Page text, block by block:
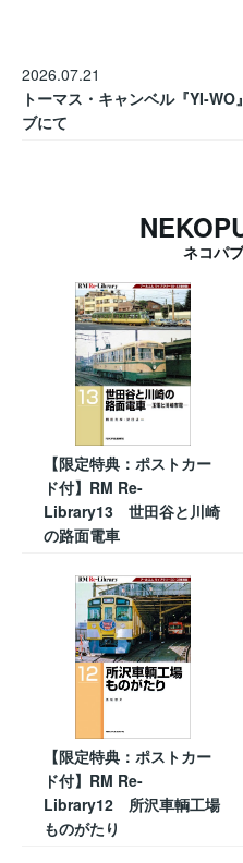
2026.07.21
トーマス・キャンベル『YI-
ブにて
ネコパ
【限定特典：ポストカー
ド付】RM Re-
Library13 世田谷と川崎
の路面電車
【限定特典：ポストカー
ド付】RM Re-
Library12 所沢車輌工場
ものがたり